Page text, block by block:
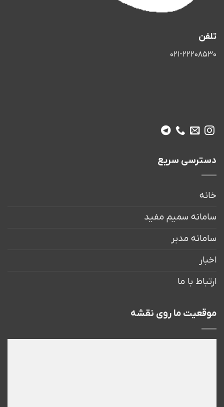
تلفن
021-22208530
دسترسی سریع
خانه
سامانه سمیم مفید
سامانه مدبر
اخبار
ارتباط با ما
موقعیت ما روی نقشه